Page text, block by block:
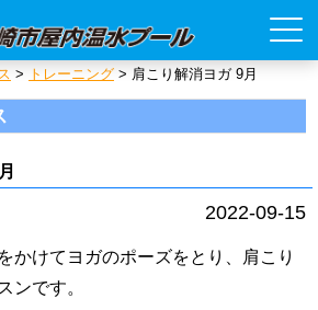
> トレーニング> 肩こり解消ヨガ 9月
2022-09-15
かけてヨガのポーズをとり、肩こり
ンです。